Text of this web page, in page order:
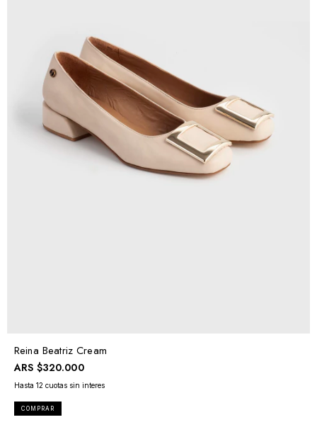
Reina Beatriz Cream
ARS $320.000
COMPRAR